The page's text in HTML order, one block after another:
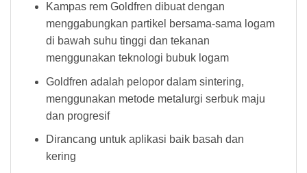
Kampas rem Goldfren dibuat dengan
menggabungkan partikel bersama-sama logam
di bawah suhu tinggi dan tekanan
menggunakan teknologi bubuk logam
Goldfren adalah pelopor dalam sintering,
menggunakan metode metalurgi serbuk maju
dan progresif
Dirancang untuk aplikasi baik basah dan
kering